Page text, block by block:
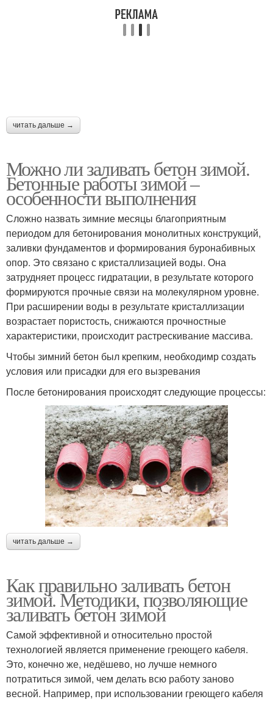
читать дальше →
Можно ли заливать бетон зимой.
Бетонные работы зимой –
особенности выполнения
Сложно назвать зимние месяцы благоприятным
периодом для бетонирования монолитных конструкций,
заливки фундаментов и формирования буронабивных
опор. Это связано с кристаллизацией воды. Она
затрудняет процесс гидратации, в результате которого
формируются прочные связи на молекулярном уровне.
При расширении воды в результате кристаллизации
возрастает пористость, снижаются прочностные
характеристики, происходит растрескивание массива.
Чтобы зимний бетон был крепким, необходимр создать
условия или присадки для его вызревания
После бетонирования происходят следующие процессы:
читать дальше →
Как правильно заливать бетон
зимой. Методики, позволяющие
заливать бетон зимой
Самой эффективной и относительно простой
технологией является применение греющего кабеля.
Это, конечно же, недёшево, но лучше немного
потратиться зимой, чем делать всю работу заново
весной. Например, при использовании греющего кабеля